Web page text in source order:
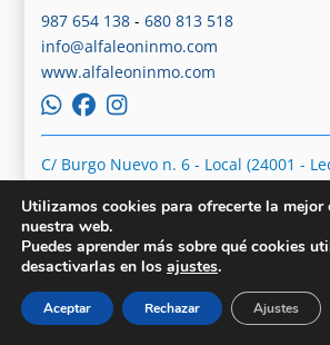
987 654 138 -680 813 518
info@alfaleoninmo.com
www.alfaleoninmo.com
C/ Burgo Nuevo n. 6 - Local (24001 -
2340 - Alfa Residencial
825 850 648
614 214 958
Utilizamos cookies para ofrecerte la mejor
nuestra web.
Puedes aprender más sobre qué cookies
desactivarlas en los ajustes.
Aceptar Rechazar Ajustes